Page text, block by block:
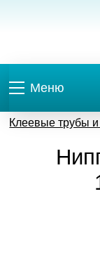
Меню
Клеевые трубы